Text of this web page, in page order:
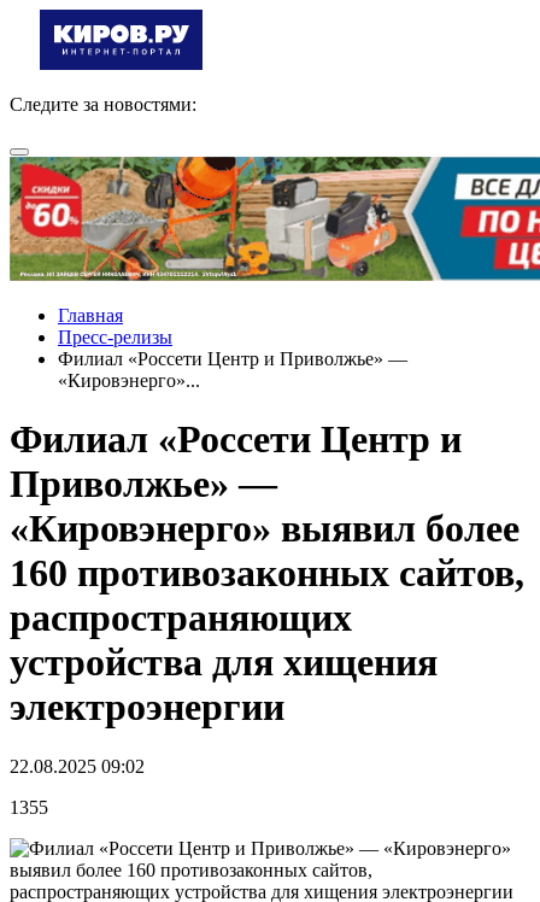
Следите за новостями:
Главная
Пресс-релизы
Филиал «Россети Центр и Приволжье» —
«Кировэнерго»...
Филиал «Россети Центр и
Приволжье» —
«Кировэнерго» выявил более
160 противозаконных сайтов,
распространяющих
устройства для хищения
электроэнергии
22.08.2025 09:02
1355